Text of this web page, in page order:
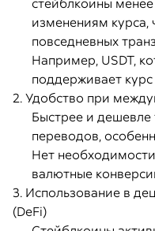
стейблкоины
изменениям курса,
повседневных
Например, USDT,
поддерживает курс
2. Удобство при
Быстрее и
переводов,
Нет
валютные
3. Использование в
(DeFi)